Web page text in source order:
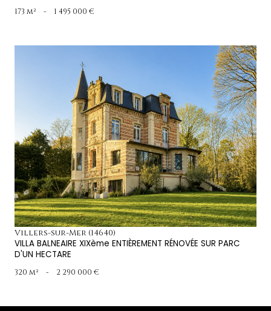
173 m² - 1 495 000 €
voir le bien
Villers-sur-Mer (14640)
VILLA BALNEAIRE XIXème ENTIÈREMENT RÉNOVÉE SUR PARC
D'UN HECTARE
320 m² - 2 290 000 €